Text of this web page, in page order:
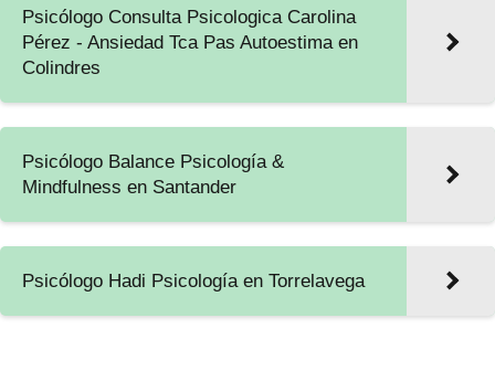
Psicólogo Consulta Psicologica Carolina
Pérez - Ansiedad Tca Pas Autoestima en
Colindres
Psicólogo Balance Psicología &
Mindfulness en Santander
Psicólogo Hadi Psicología en Torrelavega